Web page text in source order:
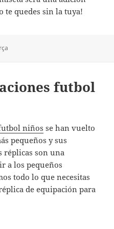
te quedes sin la tuya!
futbol
niños se han vuelto
pequeños y sus
réplicas son una
a los pequeños
todo lo que necesitas
de equipación para